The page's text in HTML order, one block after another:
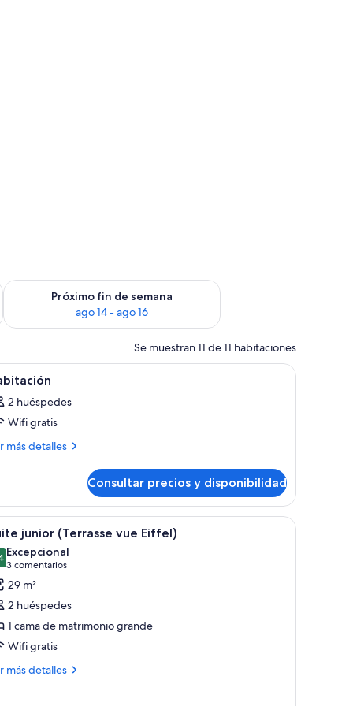
semana, ago 7 - ago 9
Próximo fin de semana
ago 14 - ago 16
Consulta la disponibilidad para el próximo fin de semana,
Se muestran 11 de 11 habitaciones
espejo y cortina. Habitación de hotel con dos camas, una
4
2 huéspedes
Wifi gratis
más detalles
Consultar precios y disponibilidad
una ventana con persianas.
cama grande, cabecera de madera, tocador integrado con espejo y
Un dormitorio moderno con una cama
6 junior (Terrasse vue Eiffel)
de 10
Excepcional
3 comentarios
(3 comentarios)
29 m²
2 huéspedes
1 cama de matrimonio grande
Wifi gratis
más detalles